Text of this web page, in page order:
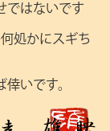
ではないです
処かにスギち
いです。